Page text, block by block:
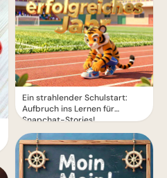
Ein strahlender Schulstart:
Aufbruch ins Lernen für
Snapchat-Stories!